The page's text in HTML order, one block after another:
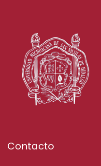
Contacto